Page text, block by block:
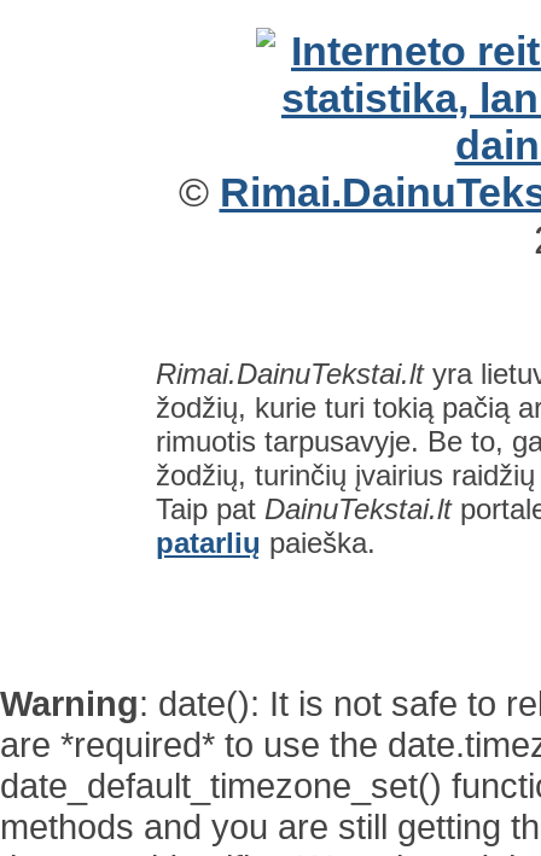
©
Rimai.DainuTekstai.ltyra
žodžių, kurie turi tokią pačią
rimuotis tarpusavyje. Be to,
žodžių, turinčių įvairius
Taip pat DainuTekstai.lt
patarlių paieška.
Warning: date(): It is not safe to
are *required* to use the
date_default_timezone_set()
methods and you are still getting